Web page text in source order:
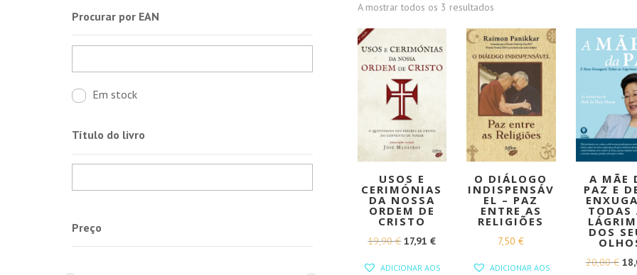
Procurar por EAN
Em stock
Título do livro
Preço
A mostrar todos os 3 resultados
USOS E
CERIMÓNIAS
DA NOSSA
ORDEM DE
CRISTO
19,90€ O
17,91€O
ADICIONAR AOS
O DIÁLOGO
INDISPENSÁV
EL – PAZ
ENTRE AS
RELIGIÕES
7,50€
ADICIONAR AOS
A MÃE
PAZ E
TODAS
DOS
20,00€ O